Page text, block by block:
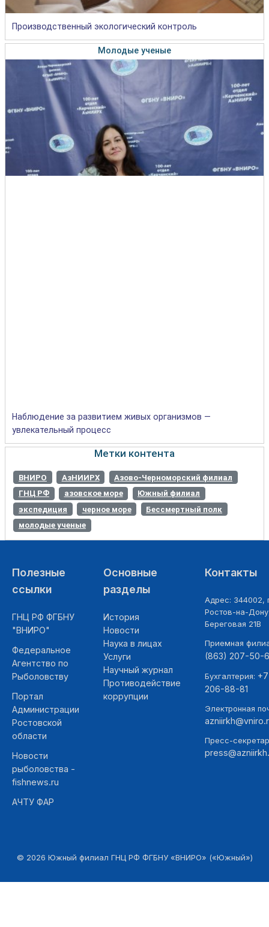
Производственный экологический контроль
Молодые ученые
Наблюдение за развитием живых организмов —
увлекательный процесс
Метки контента
ВНИРО АзНИИРХ
Азово-Черноморский филиал
ГНЦ РФ
азовское море
Южный филиал
экспедиция
черное море
Бессмертный полк
молодые ученые
Полезные
ссылки
ГНЦ РФ ФГБНУ
"ВНИРО"
Федеральное
Агентство по
Рыболовству
Портал
Администрации
Ростовской
области
Новости
рыболовства -
fishnews.ru
АЧТУ ФАР
Основные
разделы
История
Новости
Наука в лицах
Услуги
Научный журнал
Противодействие
коррупции
Контакты
Адрес: 344002,
Ростов-на-
Береговая 21В
Приемная
(863) 207-50-
Бухгалтерия:
206-88-81
Электронная
Пресс-
© 2026 Южный филиал ГНЦ РФ ФГБНУ «ВНИРО» («Южный»)